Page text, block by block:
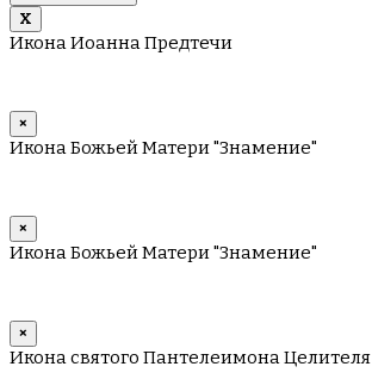
Х
Икона Иоанна Предтечи
×
Икона Божьей Матери "Знамение"
×
Икона Божьей Матери "Знамение"
×
Икона святого Пантелеимона Целителя